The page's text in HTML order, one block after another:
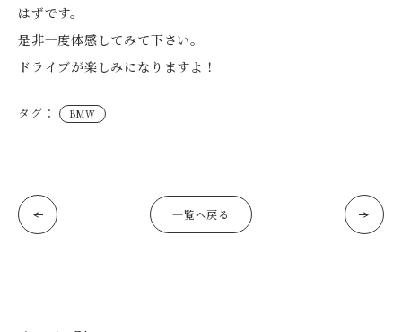
はずです。
是非一度体感してみて下さい。
ドライブが楽しみになりますよ！
タグ： BMW
一覧へ戻る